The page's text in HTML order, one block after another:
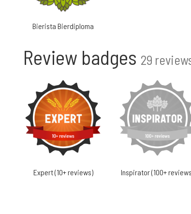
Bierista Bierdiploma
Review badges 29
Expert (10+ reviews) Inspirator (100+